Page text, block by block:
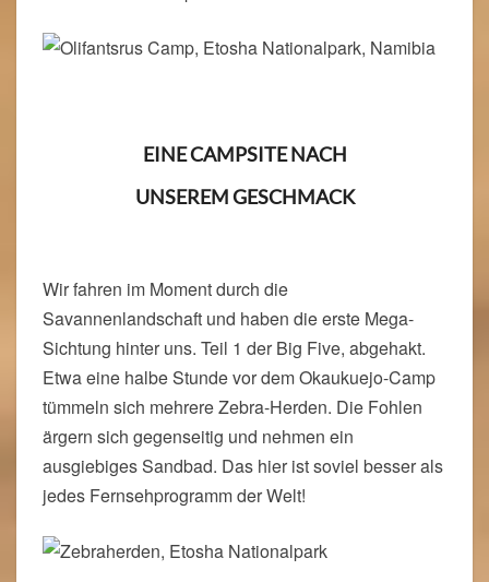
EINE CAMPSITE NACH
UNSEREM GESCHMACK
Wir fahren im Moment durch die
Savannenlandschaft und haben die erste Mega-
Sichtung hinter uns. Teil 1 der Big Five, abgehakt.
Etwa eine halbe Stunde vor dem Okaukuejo-Camp
tümmeln sich mehrere Zebra-Herden. Die Fohlen
ärgern sich gegenseitig und nehmen ein
ausgiebiges Sandbad. Das hier ist soviel besser als
jedes Fernsehprogramm der Welt!